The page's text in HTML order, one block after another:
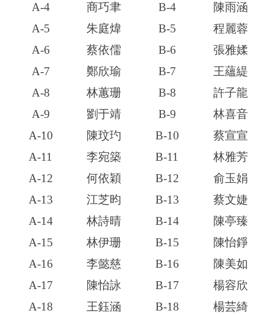
A-4
商巧聿 B-4
陳雨涵
A-5
朱庭煒 B-5
程麗蓉
A-6
蔡依儒 B-6
張雅媃
A-7
鄭欣瑜 B-7
王蘊緹
A-8
林蕙珊 B-8
許子龍
A-9
劉于靖 B-9
林喜音
A-10
陳玟玓 B-10
蔡宣宣
A-11
李宛築 B-11
林雅芳
A-12
何依穎 B-12
俞玉娟
A-13
江芝昀 B-13
蔡文婕
A-14
林詩晴 B-14
陳亭臻
A-15
林伊珊 B-15
陳怡錚
A-16
李懿慈 B-16
陳美如
A-17
陳怡詠 B-17
楊容欣
A-18
王鈺涵 B-18
楊芸綺